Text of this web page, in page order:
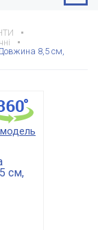
8,5 см,